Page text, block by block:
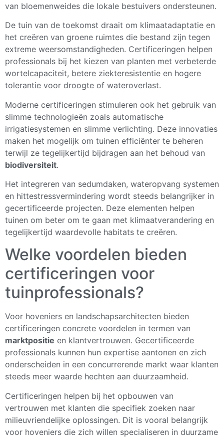
van bloemenweides die lokale bestuivers ondersteunen.
De tuin van de toekomst draait om klimaatadaptatie en
het creëren van groene ruimtes die bestand zijn tegen
extreme weersomstandigheden. Certificeringen helpen
professionals bij het kiezen van planten met verbeterde
wortelcapaciteit, betere ziekteresistentie en hogere
tolerantie voor droogte of wateroverlast.
Moderne certificeringen stimuleren ook het gebruik van
slimme technologieën zoals automatische
irrigatiesystemen en slimme verlichting. Deze innovaties
maken het mogelijk om tuinen efficiënter te beheren
terwijl ze tegelijkertijd bijdragen aan het behoud van
biodiversiteit.
Het integreren van sedumdaken, wateropvang systemen
en hittestressvermindering wordt steeds belangrijker in
gecertificeerde projecten. Deze elementen helpen
tuinen om beter om te gaan met klimaatverandering en
tegelijkertijd waardevolle habitats te creëren.
Welke voordelen bieden
certificeringen voor
tuinprofessionals?
Voor hoveniers en landschapsarchitecten bieden
certificeringen concrete voordelen in termen van
marktpositie en klantvertrouwen. Gecertificeerde
professionals kunnen hun expertise aantonen en zich
onderscheiden in een concurrerende markt waar klanten
steeds meer waarde hechten aan duurzaamheid.
Certificeringen helpen bij het opbouwen van
vertrouwen met klanten die specifiek zoeken naar
milieuvriendelijke oplossingen. Dit is vooral belangrijk
voor hoveniers die zich willen specialiseren in duurzame